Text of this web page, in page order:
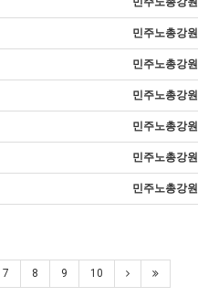
민주노총강원
민주노총강원
민주노총강원
민주노총강원
민주노총강원
민주노총강원
7 8 9 10